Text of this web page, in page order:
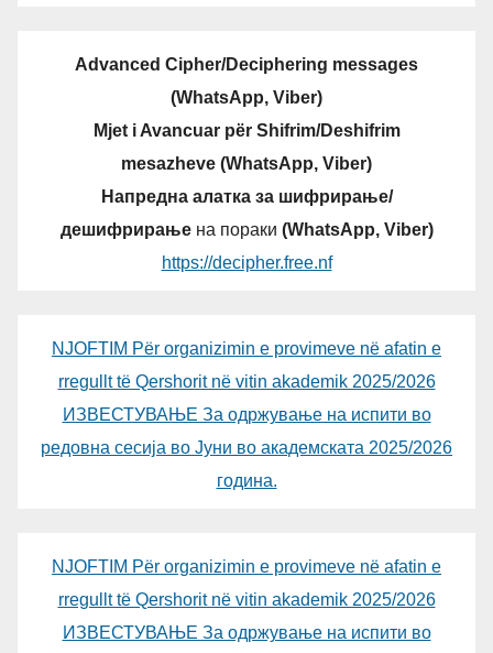
Advanced Cipher/Deciphering messages
(WhatsApp, Viber)
Mjet i Avancuar për Shifrim/Deshifrim
mesazheve (WhatsApp, Viber)
Напредна алатка за шифрирање/
дешифрирањена пораки (WhatsApp, Viber)
https://decipher.free.nf
NJOFTIM Për organizimin e provimeve në afatin e
rregullt të Qershorit në vitin akademik 2025/2026
ИЗВЕСТУВАЊЕ За одржување на испити во
редовна сесија во Јуни во академската 2025/2026
година.
NJOFTIM Për organizimin e provimeve në afatin e
rregullt të Qershorit në vitin akademik 2025/2026
ИЗВЕСТУВАЊЕ За одржување на испити во